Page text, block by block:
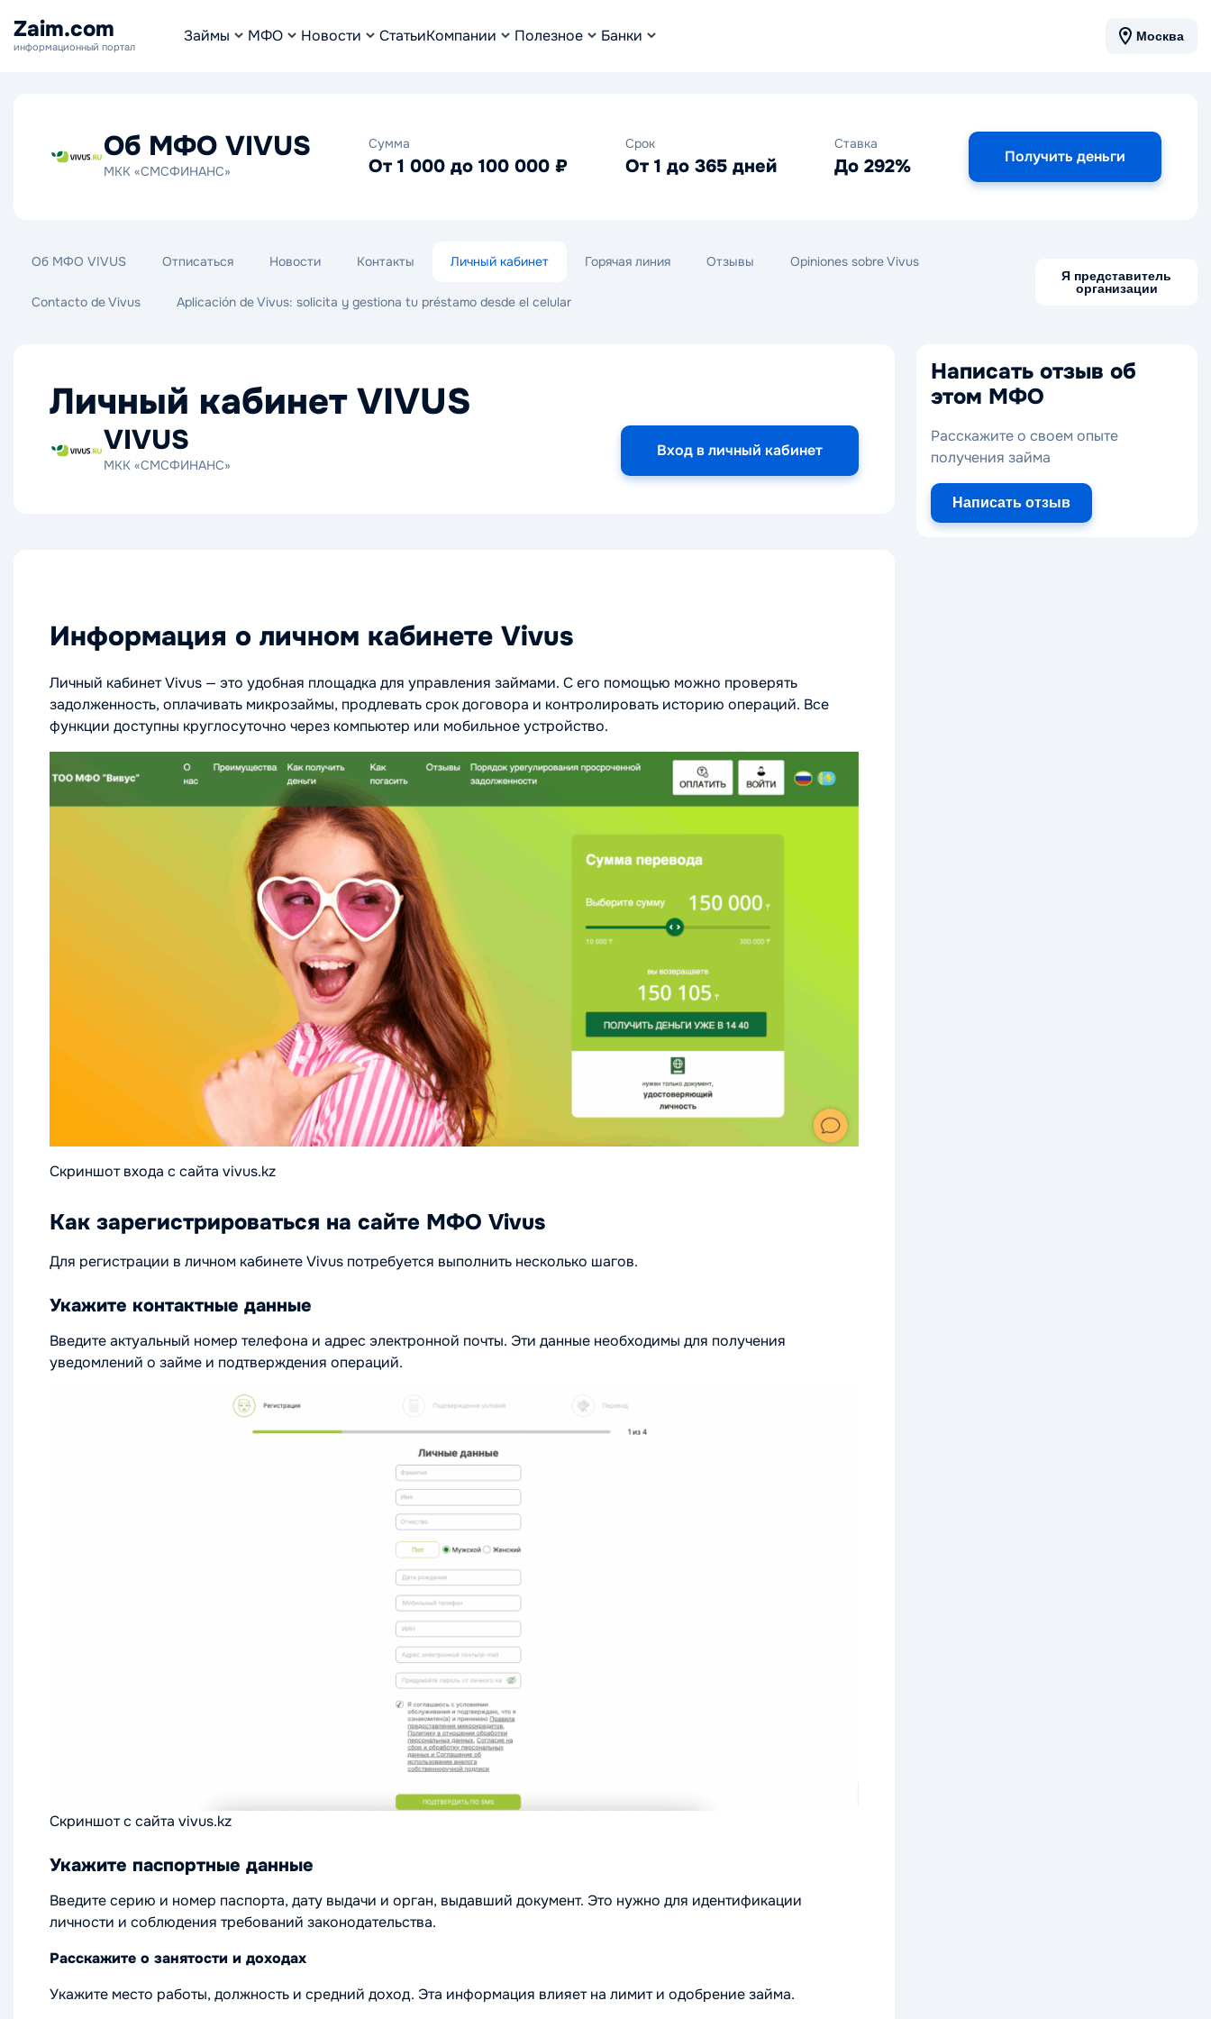
Zaim.com
информационный портал
Займы МФО Новости СтатьиКомпании Полезное Банки Москва
Об МФО VIVUS
МКК «СМСФИНАНС»
Сумма
От 1 000 до 100 000 ₽
Срок
От 1 до 365 дней
Ставка
До 292% Получить деньги
Об МФО VIVUS Отписаться Новости Контакты Личный кабинет Горячая линия Отзывы Opiniones sobre Vivus
Contacto de Vivus Aplicación de Vivus: solicita y gestiona tu préstamo desde el celular
Я представитель
организации
Личный кабинет VIVUS
VIVUS
МКК «СМСФИНАНС»
Вход в личный кабинет
Информация о личном кабинете Vivus
Личный кабинет Vivus — это удобная площадка для управления займами. С его помощью можно проверять
задолженность, оплачивать микрозаймы, продлевать срок договора и контролировать историю операций. Все
функции доступны круглосуточно через компьютер или мобильное устройство.
Скриншот входа с сайта vivus.kz
Как зарегистрироваться на сайте МФО Vivus
Для регистрации в личном кабинете Vivus потребуется выполнить несколько шагов.
Укажите контактные данные
Введите актуальный номер телефона и адрес электронной почты. Эти данные необходимы для получения
уведомлений о займе и подтверждения операций.
Скриншот с сайта vivus.kz
Укажите паспортные данные
Введите серию и номер паспорта, дату выдачи и орган, выдавший документ. Это нужно для идентификации
личности и соблюдения требований законодательства.
Расскажите о занятости и доходах
Укажите место работы, должность и средний доход. Эта информация влияет на лимит и одобрение займа.
Написать отзыв об
этом МФО
Расскажите о своем опыте
получения займа
Написать отзыв